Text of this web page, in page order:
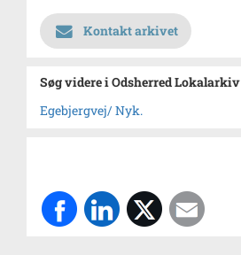
Kontakt arkivet
Søg videre i Odsherred Lokalarkiv
Egebjergvej/ Nyk.